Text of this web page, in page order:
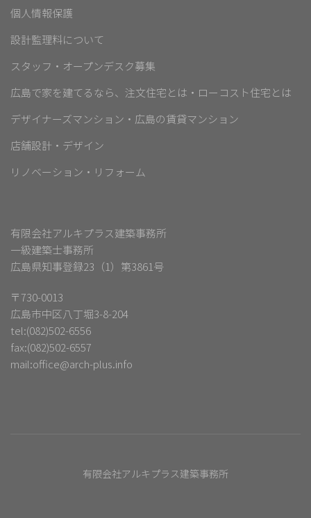
個人情報保護
設計監理料について
スタッフ・オープンデスク募集
広島で家を建てるなら、注文住宅とは・ローコスト住宅とは
デザイナーズマンション・広島の賃貸マンション
店舗設計・デザイン
リノベーション・リフォーム
有限会社アルキプラス建築事務所
一級建築士事務所
広島県知事登録23（1）第3861号
〒730-0013
広島市中区八丁堀3-8-204
tel:(082)502-6556
fax:(082)502-6557
mail:office@arch-plus.info
有限会社アルキプラス建築事務所